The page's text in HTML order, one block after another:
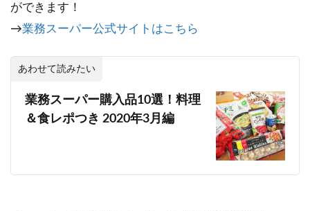
ができます！
→業務スーパー公式サイトはこちら
あわせて読みたい
業務スーパー購入品10選！料理
＆食レポつき 2020年3月編